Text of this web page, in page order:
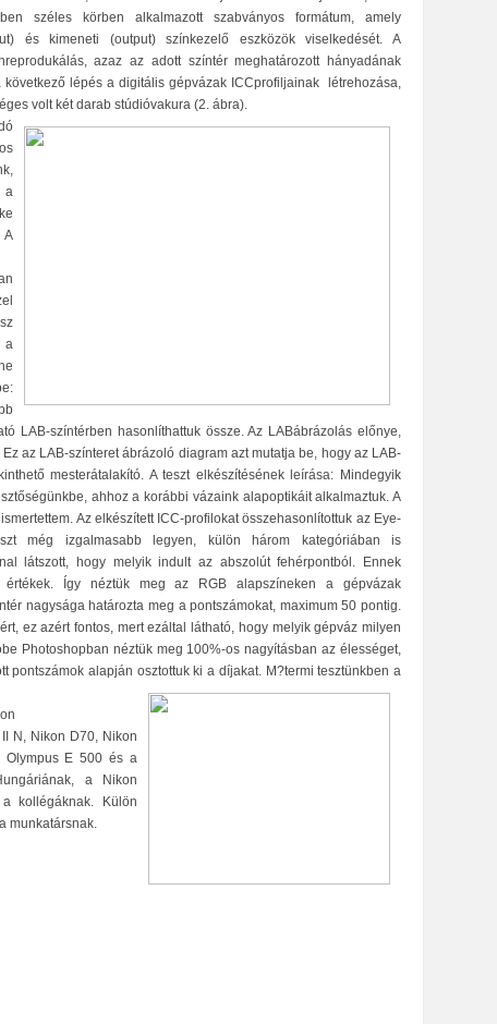
széles körben alkalmazott szabványos formátum, amely
és kimeneti (output) színkezelő eszközök viselkedését. A
azaz az adott színtér meghatározott hányadának
következő lépés a digitális gépvázak ICCprofiljainak létrehozása,
volt két darab stúdióvakura (2. ábra).
a
A
a
LAB-színtérben hasonlíthattuk össze. Az LABábrázolás előnye,
az LAB-színteret ábrázoló diagram azt mutatja be, hogy az LAB-
mesterátalakító. A teszt elkészítésének leírása: Mindegyik
ahhoz a korábbi vázaink alapoptikáit alkalmaztuk. A
Az elkészített ICC-profilokat összehasonlítottuk az Eye-
még izgalmasabb legyen, külön három kategóriában is
látszott, hogy melyik indult az abszolút fehérpontból. Ennek
Így néztük meg az RGB alapszíneken a gépvázak
nagysága határozta meg a pontszámokat, maximum 50 pontig.
ez azért fontos, mert ezáltal látható, hogy melyik gépváz milyen
Photoshopban néztük meg 100%-os nagyításban az élességet,
pontszámok alapján osztottuk ki a díjakat. M?termi tesztünkben a
N, Nikon D70, Nikon
Olympus E 500 és a
a Nikon
kollégáknak. Külön
munkatársnak.